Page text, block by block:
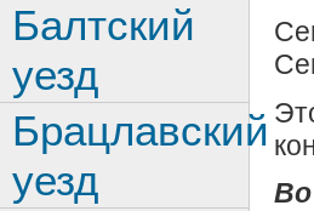
Во
Балтский
уезд
Брацлавский
уезд